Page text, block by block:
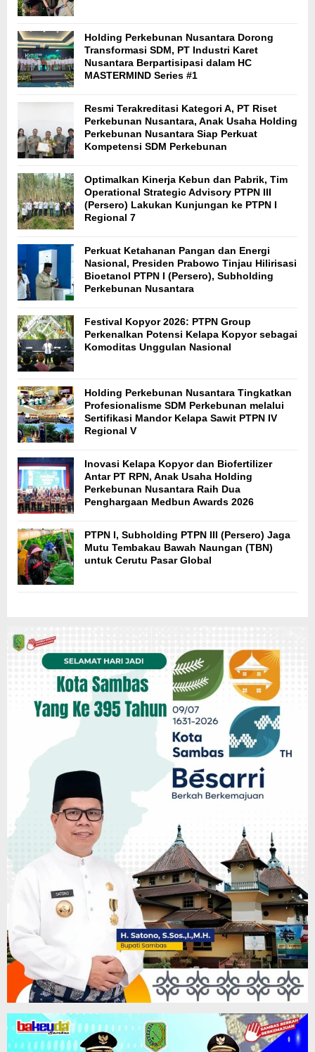
Holding Perkebunan Nusantara Dorong
Transformasi SDM, PT Industri Karet
Nusantara Berpartisipasi dalam HC
MASTERMIND Series #1
Resmi Terakreditasi Kategori A, PT Riset
Perkebunan Nusantara, Anak Usaha Holding
Perkebunan Nusantara Siap Perkuat
Kompetensi SDM Perkebunan
Optimalkan Kinerja Kebun dan Pabrik, Tim
Operational Strategic Advisory PTPN III
(Persero) Lakukan Kunjungan ke PTPN I
Regional 7
Perkuat Ketahanan Pangan dan Energi
Nasional, Presiden Prabowo Tinjau Hilirisasi
Bioetanol PTPN I (Persero), Subholding
Perkebunan Nusantara
Festival Kopyor 2026: PTPN Group
Perkenalkan Potensi Kelapa Kopyor sebagai
Komoditas Unggulan Nasional
Holding Perkebunan Nusantara Tingkatkan
Profesionalisme SDM Perkebunan melalui
Sertifikasi Mandor Kelapa Sawit PTPN IV
Regional V
Inovasi Kelapa Kopyor dan Biofertilizer
Antar PT RPN, Anak Usaha Holding
Perkebunan Nusantara Raih Dua
Penghargaan Medbun Awards 2026
PTPN I, Subholding PTPN III (Persero) Jaga
Mutu Tembakau Bawah Naungan (TBN)
untuk Cerutu Pasar Global